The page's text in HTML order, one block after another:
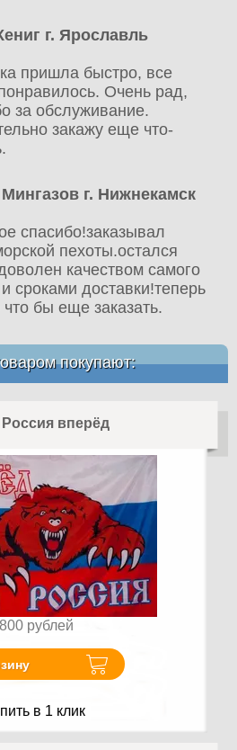
г. Ярославль
пришла быстро, все
Очень рад,
за обслуживание.
закажу еще что-
г. Нижнекамск
спасибо!заказывал
пехоты.остался
качеством самого
сроками доставки!теперь
бы еще заказать.
покупают:
вперёд
800 рублей
в 1 клик